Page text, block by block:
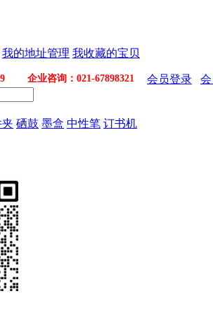
我的地址管理 我收藏的宝贝
企业咨询：021-67898321 会员登录
硒鼓 墨盒 中性笔 订书机